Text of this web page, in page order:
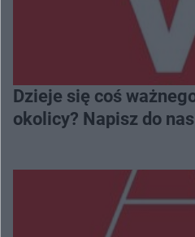
Dzieje się coś
okolicy? Napisz do